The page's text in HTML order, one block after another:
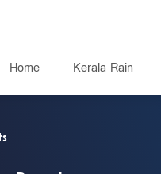
Home Kerala Rain